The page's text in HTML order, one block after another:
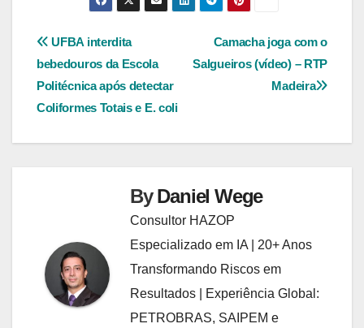
Navegação
de
Post
Camacha joga com o
Salgueiros (vídeo) – RTP
Madeira
UFBA interdita
bebedouros da Escola
Politécnica após detectar
Coliformes Totais e E. coli
ByDaniel Wege
Consultor HAZOP
Especializado em IA | 20+ Anos
Transformando Riscos em
Resultados | Experiência Global:
PETROBRAS, SAIPEM e